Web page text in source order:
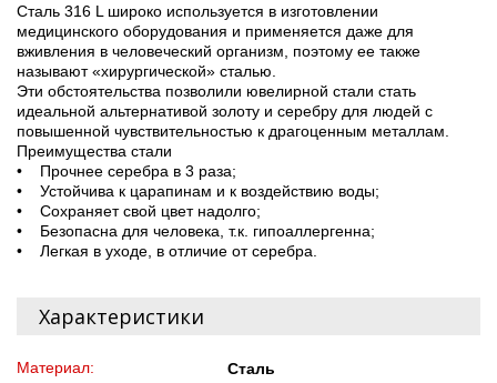
Сталь 316 L широко используется в изготовлении
медицинского оборудования и применяется даже для
вживления в человеческий организм, поэтому ее также
называют «хирургической» сталью.
Эти обстоятельства позволили ювелирной стали стать
идеальной альтернативой золоту и серебру для людей с
повышенной чувствительностью к драгоценным металлам.
Преимущества стали
• Прочнее серебра в 3 раза;
• Устойчива к царапинам и к воздействию воды;
• Сохраняет свой цвет надолго;
• Безопасна для человека, т.к. гипоаллергенна;
• Легкая в уходе, в отличие от серебра.
Характеристики
Материал:
Сталь